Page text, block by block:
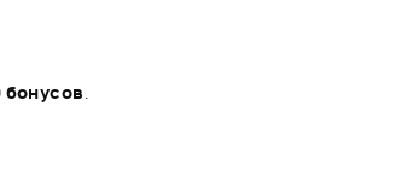
бонусов.